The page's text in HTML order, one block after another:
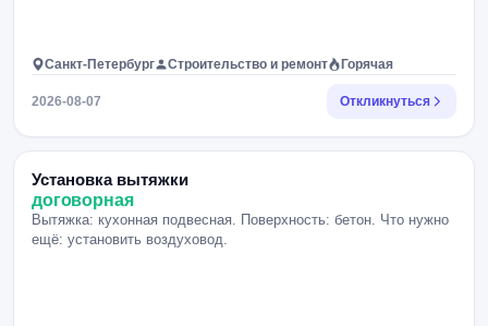
Санкт-Петербург Строительство и ремонт Горячая
2026-08-07 Откликнуться
Установка вытяжки
договорная
Вытяжка: кухонная подвесная. Поверхность: бетон. Что нужно
ещё: установить воздуховод.